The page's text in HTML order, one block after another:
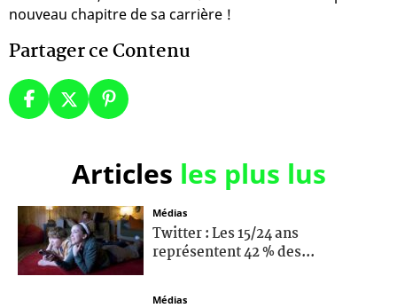
nouveau chapitre de sa carrière !
Partager ce Contenu
Articles les plus lus
Médias
Twitter : Les 15/24 ans
représentent 42 % des...
Médias